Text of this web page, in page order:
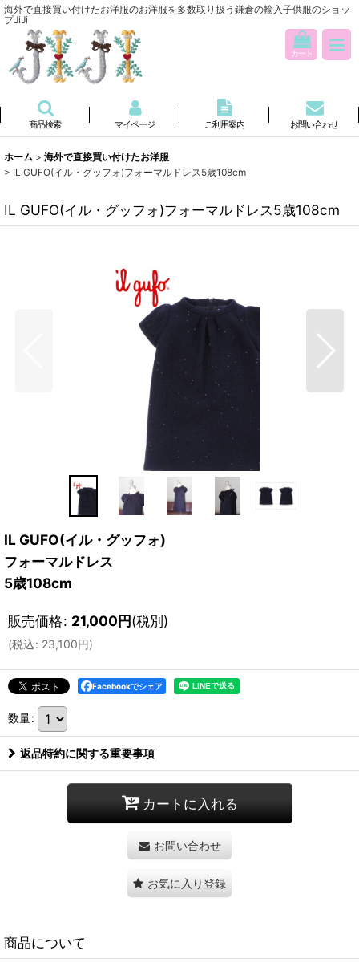
海外で直接買い付けたお洋服のお洋服を多数取り扱う鎌倉の輸入子供服のショッ
プJiJi
カート
商品検索 マイページ ご利用案内 お問い合わせ
ホーム > 海外で直接買い付けたお洋服
> IL GUFO(イル・グッフォ)フォーマルドレス5歳108cm
IL GUFO(イル・グッフォ)フォーマルドレス5歳108cm
IL GUFO(イル・グッフォ)
フォーマルドレス
5歳108cm
販売価格: 21,000円(税別)
(税込: 23,100円)
Facebookでシェア
数量:
返品特約に関する重要事項
カートに入れる
お問い合わせ
お気に入り登録
商品について